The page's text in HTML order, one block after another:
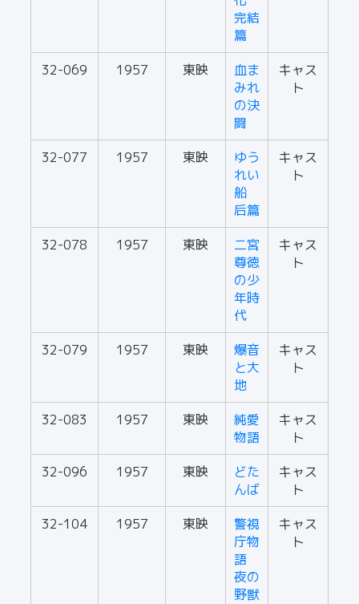
完結
篇
32-069
1957 東映
血ま
みれ
の決
闘
キャス
ト
32-077 1957 東映
ゆう
れい
船
后篇
キャス
ト
32-078 1957 東映
二宮
尊徳
の少
年時
代
キャス
ト
32-079 1957 東映
爆音
と大
地
キャス
ト
32-083 1957 東映
純愛
物語
キャス
ト
32-096
1957 東映
どた
んば
キャス
ト
32-104
1957 東映
警視
庁物
語
夜の
野獣
キャス
ト